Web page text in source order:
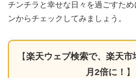
チンチラと幸せな日々を過ごすた
ンからチェックしてみましょう。
【楽天ウェブ検索で、楽天市
月2倍に！ 】